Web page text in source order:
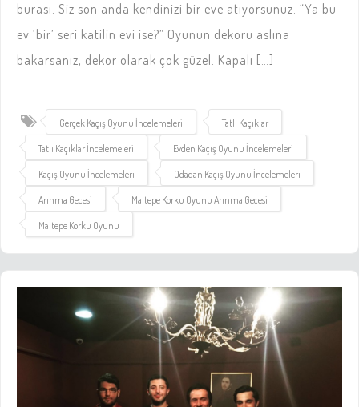
burası. Siz son anda kendinizi bir eve atıyorsunuz. “Ya bu
ev ‘bir’ seri katilin evi ise?” Oyunun dekoru aslına
bakarsanız, dekor olarak çok güzel. Kapalı […]
Gerçek Kaçış Oyunu İncelemeleri Tatlı Kaçıklar
Tatlı Kaçıklar İncelemeleri Evden Kaçış Oyunu İncelemeleri
Kaçış Oyunu İncelemeleri Odadan Kaçış Oyunu İncelemeleri
Arınma Gecesi Maltepe Korku Oyunu Arınma Gecesi
Maltepe Korku Oyunu